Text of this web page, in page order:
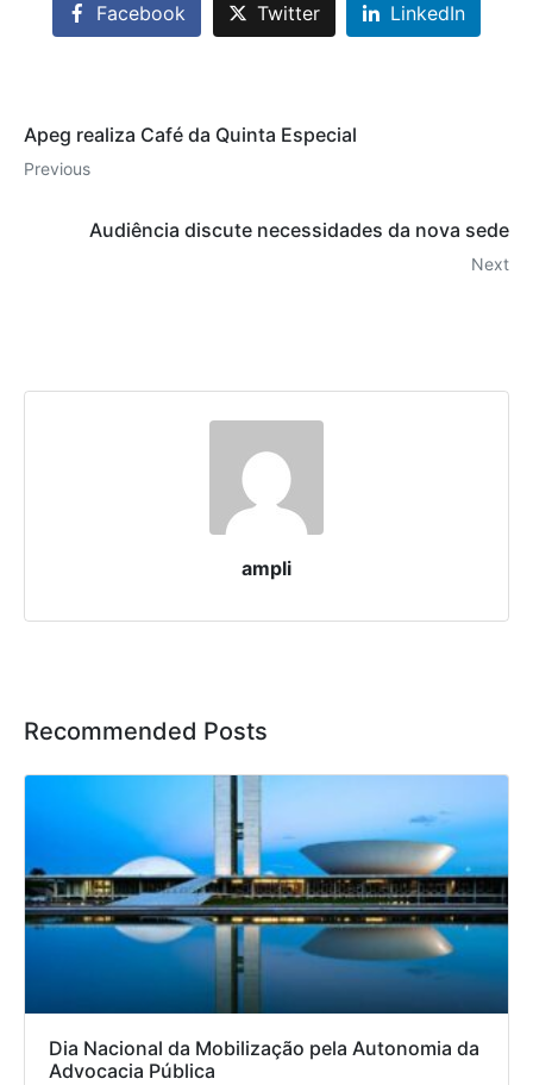
Facebook Twitter LinkedIn
Apeg realiza Café da Quinta Especial
Previous
Audiência discute necessidades da nova sede
Next
ampli
Recommended Posts
Dia Nacional da Mobilização pela Autonomia da
Advocacia Pública